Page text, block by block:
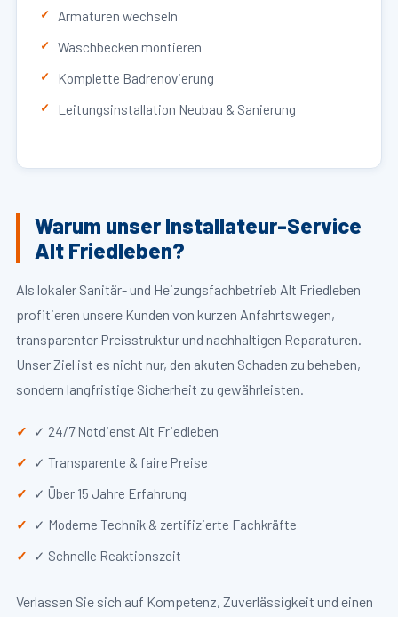
Armaturen wechseln
Waschbecken montieren
Komplette Badrenovierung
Leitungsinstallation Neubau & Sanierung
Warum unser Installateur-Service
Alt Friedleben?
Als lokaler Sanitär- und Heizungsfachbetrieb Alt Friedleben
profitieren unsere Kunden von kurzen Anfahrtswegen,
transparenter Preisstruktur und nachhaltigen Reparaturen.
Unser Ziel ist es nicht nur, den akuten Schaden zu beheben,
sondern langfristige Sicherheit zu gewährleisten.
✓ 24/7 Notdienst Alt Friedleben
✓ Transparente & faire Preise
✓ Über 15 Jahre Erfahrung
✓ Moderne Technik & zertifizierte Fachkräfte
✓ Schnelle Reaktionszeit
Verlassen Sie sich auf Kompetenz, Zuverlässigkeit und einen